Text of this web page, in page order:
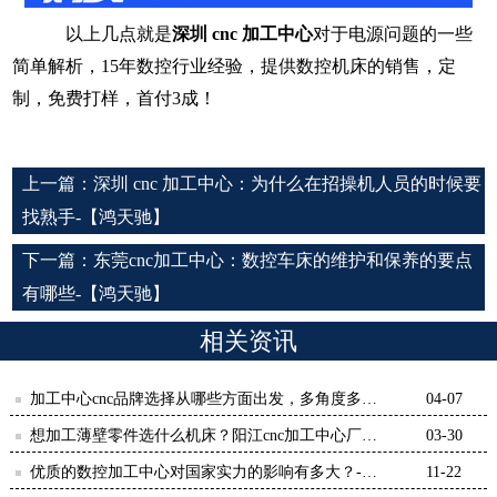
以上几点就是深圳 cnc 加工中心对于电源问题的一些
简单解析，15年数控行业经验，提供数控机床的销售，定
制，免费打样，首付3成！
上一篇： 深圳 cnc 加工中心：为什么在招操机人员的时候要
找熟手-【鸿天驰】
下一篇： 东莞cnc加工中心：数控车床的维护和保养的要点
有哪些-【鸿天驰】
相关资讯
加工中心cnc品牌选择从哪些方面出发，多角度多思
维考察-【鸿天驰】
04-07
想加工薄壁零件选什么机床？阳江cnc加工中心厂家
解析-【鸿天驰】
03-30
优质的数控加工中心对国家实力的影响有多大？-
11-22